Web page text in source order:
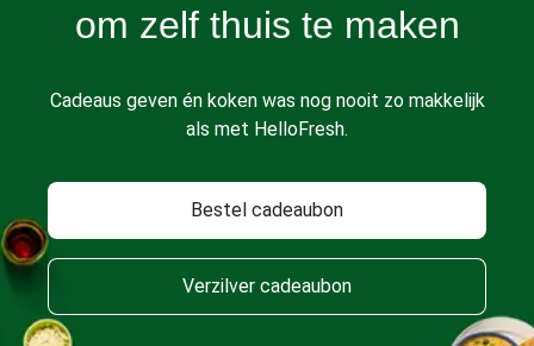
om zelf thuis te maken
Cadeaus geven én koken was nog nooit zo makkelijk
als met HelloFresh.
Bestel cadeaubon
Verzilver cadeaubon